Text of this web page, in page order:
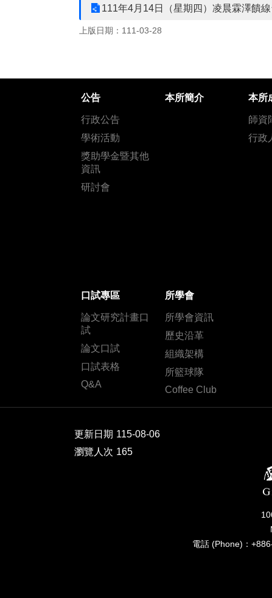
111年4月14日（星期四）凌晨霖澤饋
上版日期：111-03-28
公告
行政公告
學術活動
獎助學金暨其他
資訊
研討會
本所簡介 本所
師資
行政
口試專區
論文研究計畫口
試
論文口試
口試表格
Q&A
所學會
所學會資訊
歷史沿革
組織架構
所籃球隊
Coffee Club
更新日期 115-08-06
瀏覽人次 165
電話 (Phone)：